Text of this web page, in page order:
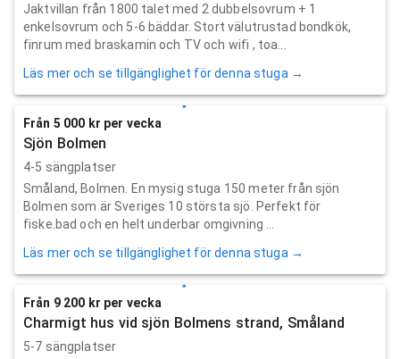
Jaktvillan från 1800 talet med 2 dubbelsovrum + 1
enkelsovrum och 5-6 bäddar. Stort välutrustad bondkök,
finrum med braskamin och TV och wifi , toa...
Läs mer och se tillgänglighet för denna stuga →
Från 5 000 kr per vecka
Sjön Bolmen
4-5 sängplatser
Småland, Bolmen. En mysig stuga 150 meter från sjön
Bolmen som är Sveriges 10 största sjö. Perfekt för
fiske.bad och en helt underbar omgivning ...
Läs mer och se tillgänglighet för denna stuga →
Från 9 200 kr per vecka
Charmigt hus vid sjön Bolmens strand, Småland
5-7 sängplatser